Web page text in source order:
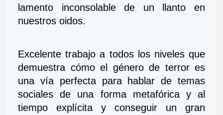
lamento inconsolable de un llanto en
nuestros oidos.
Excelente trabajo a todos los niveles que
demuestra cómo el género de terror es
una vía perfecta para hablar de temas
sociales de una forma metafórica y al
tiempo explícita y conseguir un gran